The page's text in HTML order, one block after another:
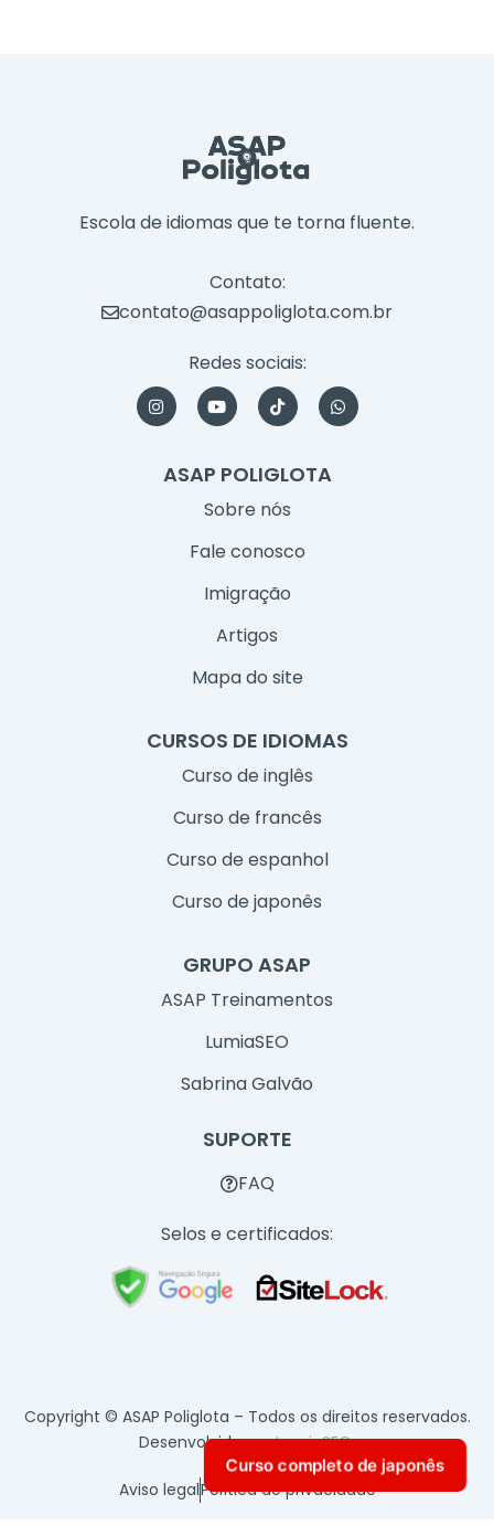
Curso completo de japonês
Escola de idiomas que te torna fluente.
Contato:
contato@asappoliglota.com.br
Redes sociais:
I
n
s
g
Y
o
u
b
T
i
k
k
W
h
a
ASAP POLIGLOTA
Sobre nós
Fale conosco
Imigração
Artigos
Mapa do site
CURSOS DE IDIOMAS
Curso de inglês
Curso de francês
Curso de espanhol
Curso de japonês
GRUPO ASAP
ASAP Treinamentos
LumiaSEO
Sabrina Galvão
SUPORTE
FAQ
Selos e certificados:
Copyright © ASAP Poliglota – Todos os direitos reservados.
Desenvolvido porLumiaSEO.
Aviso legalPolítica de privacidade